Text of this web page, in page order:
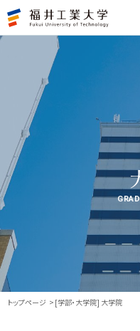
トップページ [学部・大学院] 大学院